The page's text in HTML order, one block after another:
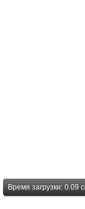
Время загрузки: 0.09